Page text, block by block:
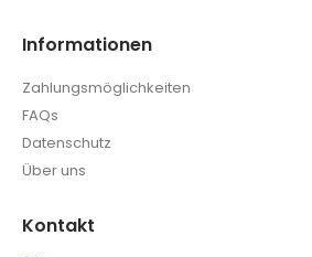
Informationen
Zahlungsmöglichkeiten
FAQs
Datenschutz
Über uns
Kontakt